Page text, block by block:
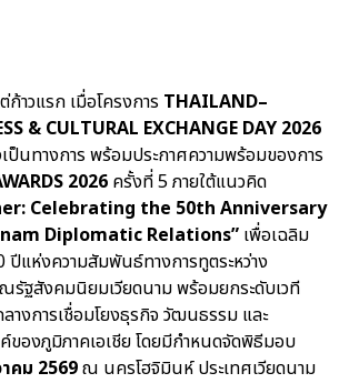
าวแรก เมื่อโครงการ THAILAND–
& CULTURAL EXCHANGE DAY 2026
เป็นทางการ พร้อมประกาศความพร้อมของการ
2026 ครั้งที่ 5 ภายใต้แนวคิด
Celebrating the 50th Anniversary
Diplomatic Relations” เพื่อเฉลิม
ปีแห่งความสัมพันธ์ทางการทูตระหว่าง
ณรัฐสังคมนิยมเวียดนาม พร้อมยกระดับเวที
างการเชื่อมโยงธุรกิจ วัฒนธรรม และ
ของภูมิภาคเอเชีย โดยมีกำหนดจัดพิธีมอบ
คม 2569ณ นครโฮจิมินห์ ประเทศเวียดนาม